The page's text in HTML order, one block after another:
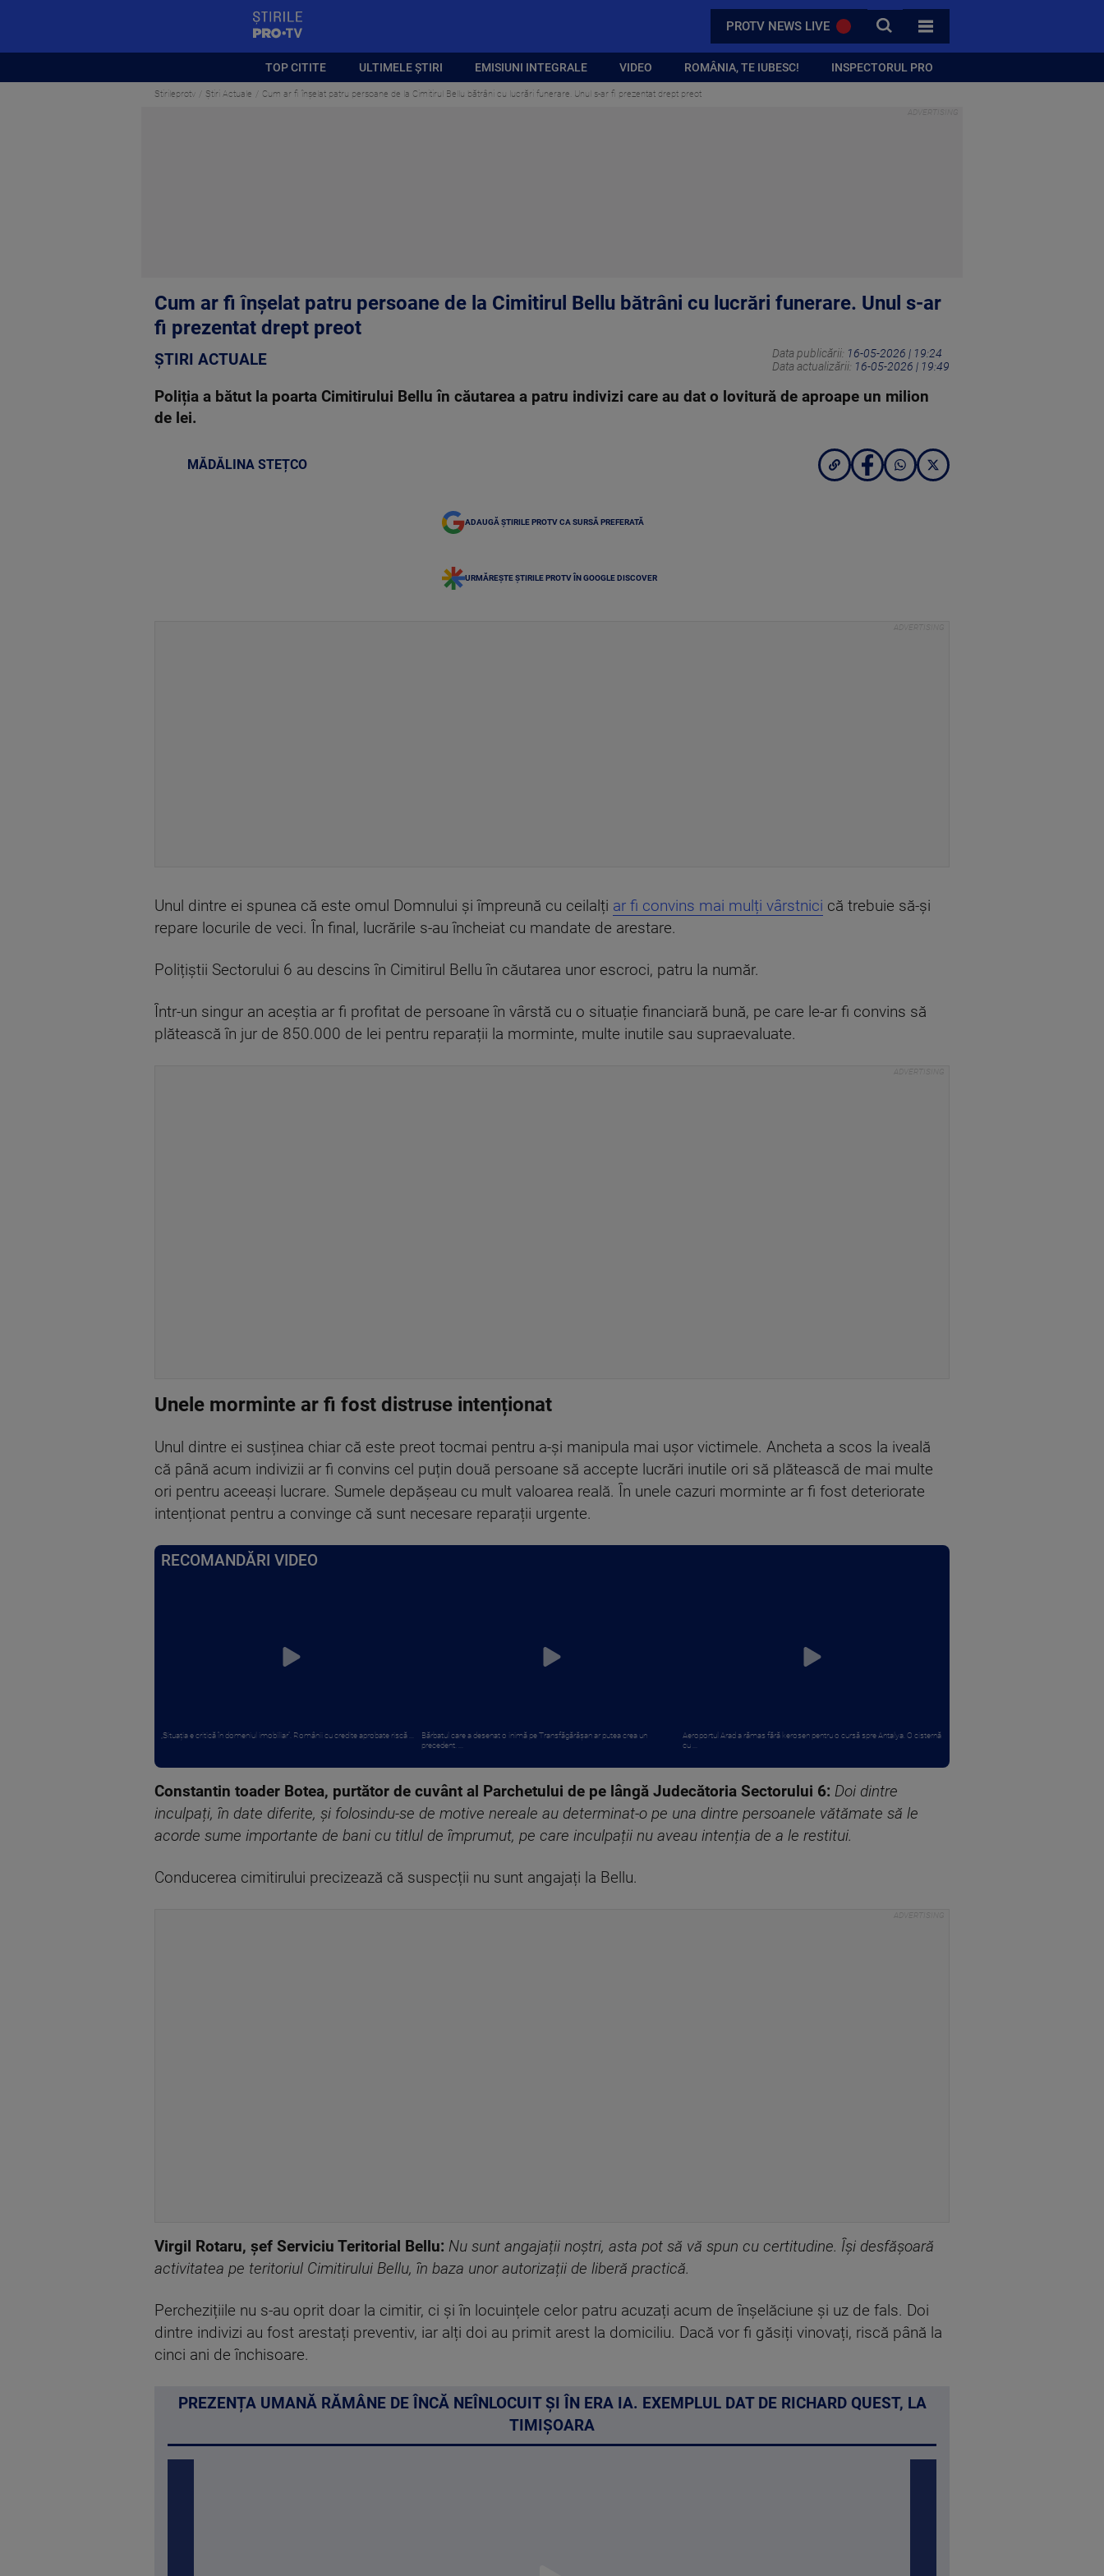
PROTV NEWS LIVE CAUTA
TOATE CATEGORIILE
TOP CITITE ULTIMELE ȘTIRI EMISIUNI INTEGRALE VIDEO ROMÂNIA, TE IUBESC! INSPECTORUL PRO
Stirileprotv Știri Actuale Cum ar fi înșelat patru persoane de la Cimitirul Bellu bătrâni cu lucrări funerare. Unul s-ar fi prezentat drept preot
Cum ar fi înșelat patru persoane de la Cimitirul Bellu bătrâni cu lucrări funerare. Unul s-ar
fi prezentat drept preot
ȘTIRI ACTUALE Data publicării: 16-05-2026 | 19:24
Data actualizării: 16-05-2026 | 19:49
Poliția a bătut la poarta Cimitirului Bellu în căutarea a patru indivizi care au dat o lovitură de aproape un milion
de lei.
MĂDĂLINA STEȚCO
ADAUGĂ ȘTIRILE PROTV CA SURSĂ PREFERATĂ
URMĂREȘTE ȘTIRILE PROTV ÎN GOOGLE DISCOVER
Unul dintre ei spunea că este omul Domnului și împreună cu ceilalți ar fi convins mai mulți vârstnici că trebuie să-și
repare locurile de veci. În final, lucrările s-au încheiat cu mandate de arestare.
Polițiștii Sectorului 6 au descins în Cimitirul Bellu în căutarea unor escroci, patru la număr.
Într-un singur an aceștia ar fi profitat de persoane în vârstă cu o situație financiară bună, pe care le-ar fi convins să
plătească în jur de 850.000 de lei pentru reparații la morminte, multe inutile sau supraevaluate.
Unele morminte ar fi fost distruse intenționat
Unul dintre ei susținea chiar că este preot tocmai pentru a-și manipula mai ușor victimele. Ancheta a scos la iveală
că până acum indivizii ar fi convins cel puțin două persoane să accepte lucrări inutile ori să plătească de mai multe
ori pentru aceeași lucrare. Sumele depășeau cu mult valoarea reală. În unele cazuri morminte ar fi fost deteriorate
intenționat pentru a convinge că sunt necesare reparații urgente.
RECOMANDĂRI VIDEO
„Situația e critică în domeniul imobiliar”. Românii cu credite aprobate riscă ...
Bărbatul care a desenat o inimă pe Transfăgărășan ar putea crea un
precedent. ...
Aeroportul Arad a rămas fără kerosen pentru o cursă spre Antalya. O cisternă
cu ...
Constantin toader Botea, purtător de cuvânt al Parchetului de pe lângă Judecătoria Sectorului 6: Doi dintre
inculpați, în date diferite, și folosindu-se de motive nereale au determinat-o pe una dintre persoanele vătămate să le
acorde sume importante de bani cu titlul de împrumut, pe care inculpații nu aveau intenția de a le restitui.
Conducerea cimitirului precizează că suspecții nu sunt angajați la Bellu.
Virgil Rotaru, șef Serviciu Teritorial Bellu: Nu sunt angajații noștri, asta pot să vă spun cu certitudine. Își desfășoară
activitatea pe teritoriul Cimitirului Bellu, în baza unor autorizații de liberă practică.
Perchezițiile nu s-au oprit doar la cimitir, ci și în locuințele celor patru acuzați acum de înșelăciune și uz de fals. Doi
dintre indivizi au fost arestați preventiv, iar alți doi au primit arest la domiciliu. Dacă vor fi găsiți vinovați, riscă până la
cinci ani de închisoare.
PREZENȚA UMANĂ RĂMÂNE DE ÎNCĂ NEÎNLOCUIT ȘI ÎN ERA IA. EXEMPLUL DAT DE RICHARD QUEST, LA
TIMIȘOARA